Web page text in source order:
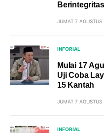
Berintegritas
JUMAT 7 AGUSTUS
INFORIAL
Mulai 17
Uji Coba
15 Kantah
JUMAT 7 AGUSTUS
INFORIAL